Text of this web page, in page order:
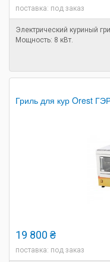
поставка: под заказ
Электрический куриный
Мощность: 8 кВт.
Гриль для кур Orest
19 800 ₴
поставка: под заказ